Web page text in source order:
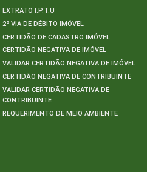
EXTRATO I.P.T.U
2ª VIA DE DÉBITO IMÓVEL
CERTIDÃO DE CADASTRO IMÓVEL
CERTIDÃO NEGATIVA DE IMÓVEL
VALIDAR CERTIDÃO NEGATIVA DE IMÓVEL
CERTIDÃO NEGATIVA DE CONTRIBUINTE
VALIDAR CERTIDÃO NEGATIVA DE
CONTRIBUINTE
REQUERIMENTO DE MEIO AMBIENTE